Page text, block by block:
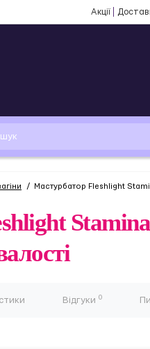
Акції
Мастурбатор Fleshlight
Відгуки 0